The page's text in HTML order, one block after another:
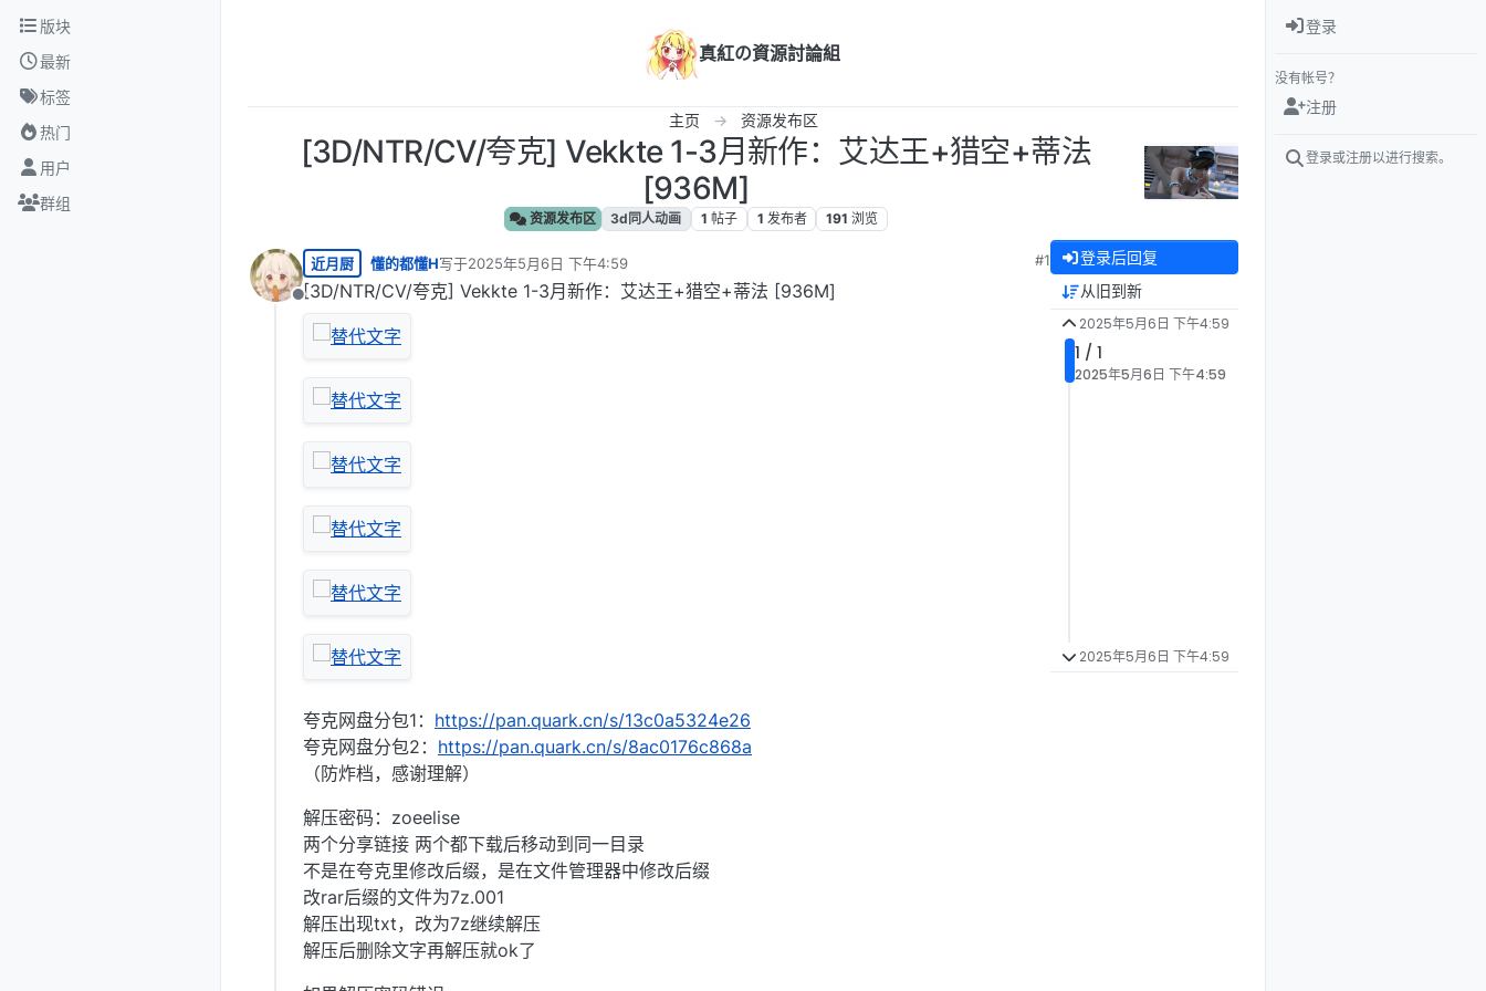
跳转至内容
版块
最新
标签
热门
用户
群组
真紅の資源討論組
主页 资源发布区
[3D/NTR/CV/夸克] Vekkte 1-3月新作：艾达王+猎空+蒂法
[936M]
资源发布区 3d同人动画 1 帖子 1 发布者 191 浏览
离线
近月厨 懂的都懂H写于2025年5月6日 下午4:59
最后由 编辑
#1
[3D/NTR/CV/夸克] Vekkte 1-3月新作：艾达王+猎空+蒂法 [936M]
夸克网盘分包1： https://pan.quark.cn/s/13c0a5324e26
夸克网盘分包2： https://pan.quark.cn/s/8ac0176c868a
（防炸档，感谢理解）
解压密码：zoeelise
两个分享链接 两个都下载后移动到同一目录
不是在夸克里修改后缀，是在文件管理器中修改后缀
改rar后缀的文件为7z.001
解压出现txt，改为7z继续解压
解压后删除文字再解压就ok了
登录后回复
从旧到新
2025年5月6日 下午4:59
1 / 1
2025年5月6日 下午4:59
2025年5月6日 下午4:59
登录
没有帐号？
注册
登录或注册以进行搜索。